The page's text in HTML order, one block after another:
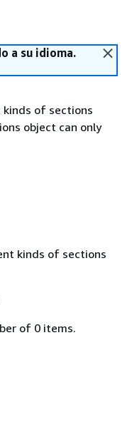
a su idioma.
of sections
object can only
kinds of sections
of 0 items.